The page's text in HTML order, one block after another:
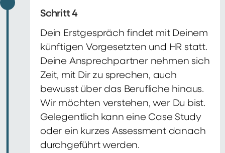
Schritt 4
Dein Erstgespräch findet mit Deinem
künftigen Vorgesetzten und HR statt.
Deine Ansprechpartner nehmen sich
Zeit, mit Dir zu sprechen, auch
bewusst über das Berufliche hinaus.
Wir möchten verstehen, wer Du bist.
Gelegentlich kann eine Case Study
oder ein kurzes Assessment danach
durchgeführt werden.